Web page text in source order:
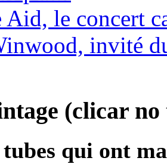
le concert
invité
(clicar
qui ont